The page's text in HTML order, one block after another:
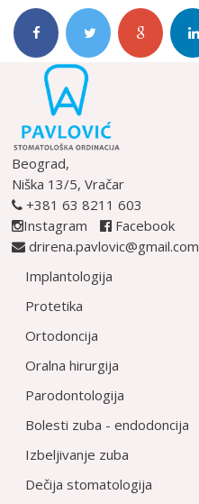
Beograd,
Niška 13/5, Vračar
+381 63 8211 603
Instagram
Facebook
drirena.pavlovic@gmail.com
Implantologija
Protetika
Ortodoncija
Oralna hirurgija
Parodontologija
Bolesti zuba - endodoncija
Izbeljivanje zuba
Dečija stomatologija